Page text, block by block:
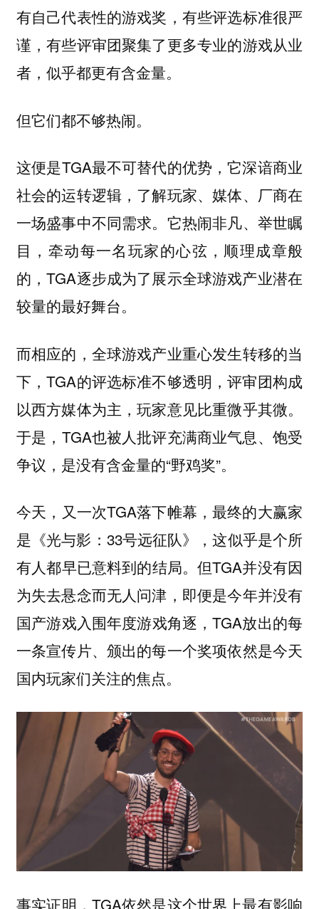
有自己代表性的游戏奖，有些评选标准很严
谨，有些评审团聚集了更多专业的游戏从业
者，似乎都更有含金量。
但它们都不够热闹。
这便是TGA最不可替代的优势，它深谙商业
社会的运转逻辑，了解玩家、媒体、厂商在
一场盛事中不同需求。它热闹非凡、举世瞩
目，牵动每一名玩家的心弦，顺理成章般
的，TGA逐步成为了展示全球游戏产业潜在
较量的最好舞台。
而相应的，全球游戏产业重心发生转移的当
下，TGA的评选标准不够透明，评审团构成
以西方媒体为主，玩家意见比重微乎其微。
于是，TGA也被人批评充满商业气息、饱受
争议，是没有含金量的“野鸡奖”。
今天，又一次TGA落下帷幕，最终的大赢家
是《光与影：33号远征队》，这似乎是个所
有人都早已意料到的结局。但TGA并没有因
为失去悬念而无人问津，即便是今年并没有
国产游戏入围年度游戏角逐，TGA放出的每
一条宣传片、颁出的每一个奖项依然是今天
国内玩家们关注的焦点。
事实证明，TGA依然是这个世界上最有影响